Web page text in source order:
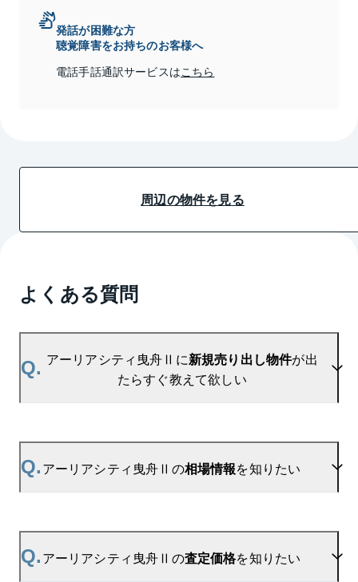
発話が困難な方
聴覚障害をお持ちのお客様へ
電話手話通訳サービスはこちら
周辺の物件を見る
よくある質問
Q. アーリアシティ曳舟Ⅱに新規売り出し物件が出
たらすぐ教えて欲しい
A.当サイトには、「売り出されたら教えて」リクエス
ト機能がございます。お気に入りのマンションをご
Q. アーリアシティ曳舟Ⅱの相場情報を知りたい
A.参考相場価格、参考相場賃料を掲載しております。
アーリアシティ曳舟Ⅱの過去の販売事例や、周辺の
Q. アーリアシティ曳舟Ⅱの査定価格を知りたい